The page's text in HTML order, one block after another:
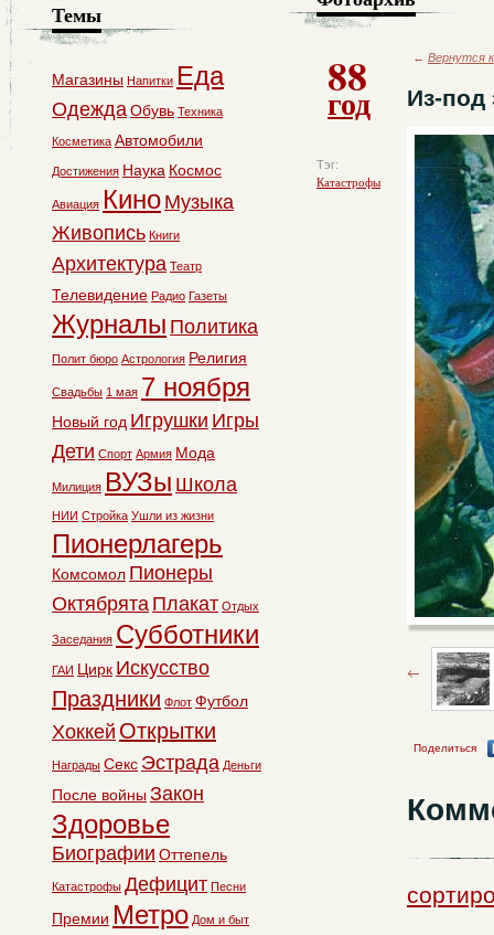
88
год
Тэг:
Катастрофы
← Вернутся
Из-
Поделиться
Темы
Магазины Напитки Еда
ОдеждаОбувь Техника
Косметика Автомобили
Достижения Наука Космос
Авиация Кино Музыка
Живопись Книги
Архитектура Театр
Телевидение Радио Газеты
Журналы Политика
Полит бюро Астрология Религия
Свадьбы 1 мая 7 ноября
Новый год Игрушки Игры
Дети Спорт Армия Мода
Милиция ВУЗы Школа
НИИ Стройка Ушли из жизни
Пионерлагерь
Комсомол Пионеры
Октябрята Плакат Отдых
Заседания Субботники
ГАИ Цирк Искусство
Праздники Флот Футбол
Хоккей Открытки
Награды Секс Эстрада Деньги
После войны Закон
Здоровье
Биографии Оттепель
Катастрофы Дефицит Песни
Премии Метро Дом и быт